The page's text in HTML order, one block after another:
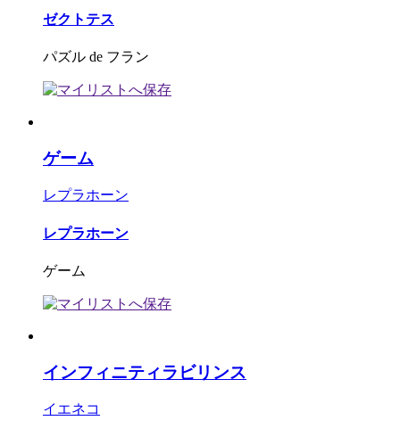
ゼクトテス
パズル de フラン
ゲーム
レプラホーン
レプラホーン
ゲーム
インフィニティラビリンス
イエネコ